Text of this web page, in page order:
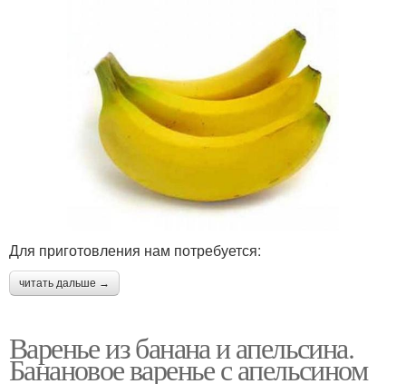
Для приготовления нам потребуется:
читать дальше →
Варенье из банана и апельсина.
Банановое варенье с апельсином